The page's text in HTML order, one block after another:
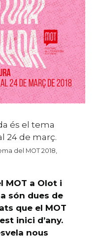
del MOT 2018,
MOT a Olot i
són dues de
que el MOT
inici d’any.
nous